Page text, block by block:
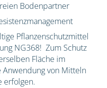
Bodenpartner
Pflanzenschutzmittel
NG368! Zum Schutz
Fläche im
von Mitteln
erfolgen.